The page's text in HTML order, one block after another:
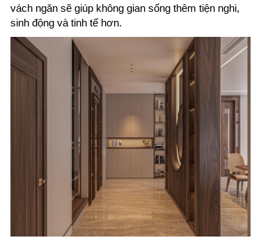
vách ngăn sẽ giúp không gian sống thêm tiện nghi,
sinh động và tinh tế hơn.